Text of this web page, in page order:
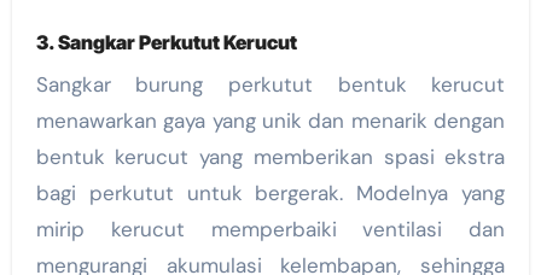
3. Sangkar Perkutut Kerucut
Sangkar burung perkutut bentuk kerucut
menawarkan gaya yang unik dan menarik dengan
bentuk kerucut yang memberikan spasi ekstra
bagi perkutut untuk bergerak. Modelnya yang
mirip kerucut memperbaiki ventilasi dan
mengurangi akumulasi kelembapan, sehingga